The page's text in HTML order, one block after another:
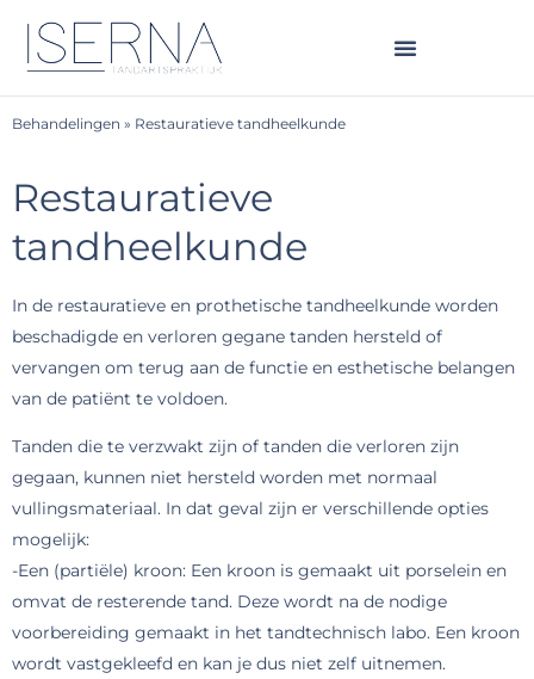
Behandelingen » Restauratieve tandheelkunde
Restauratieve
tandheelkunde
In de restauratieve en prothetische tandheelkunde worden
beschadigde en verloren gegane tanden hersteld of
vervangen om terug aan de functie en esthetische belangen
van de patiënt te voldoen.
Tanden die te verzwakt zijn of tanden die verloren zijn
gegaan, kunnen niet hersteld worden met normaal
vullingsmateriaal. In dat geval zijn er verschillende opties
mogelijk:
-Een (partiële) kroon: Een kroon is gemaakt uit porselein en
omvat de resterende tand. Deze wordt na de nodige
voorbereiding gemaakt in het tandtechnisch labo. Een kroon
wordt vastgekleefd en kan je dus niet zelf uitnemen.